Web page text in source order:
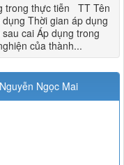
trong thực tiễn TT Tên
Thời gian áp dụng
cai Áp dụng trong
của thành...
Ngọc Mai